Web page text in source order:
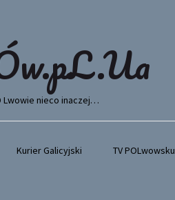
Lwowie nieco inaczej…
Kurier Galicyjski TV POLwowsku